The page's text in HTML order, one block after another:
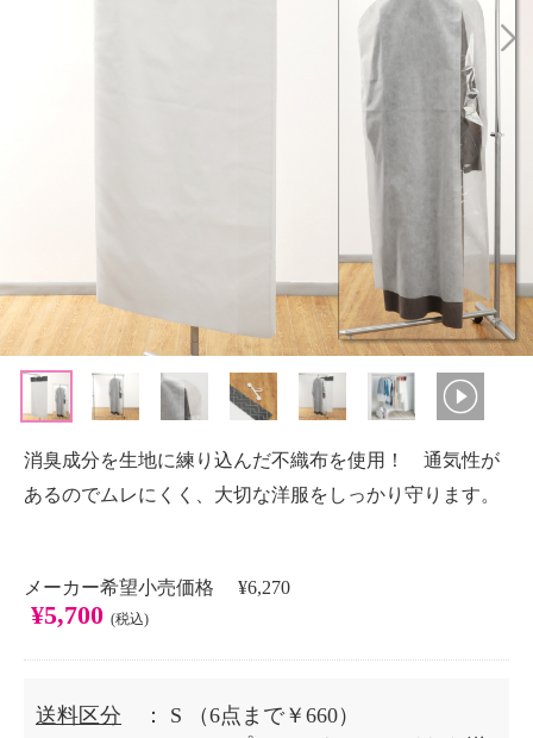
消臭成分を生地に練り込んだ不織布を使用！ 通気性が
あるのでムレにくく、大切な洋服をしっかり守ります。
メーカー希望小売価格 ¥6,270
¥5,700 (税込)
送料区分 ： S
（6点まで￥660）